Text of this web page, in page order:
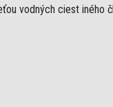
vodných ciest iného